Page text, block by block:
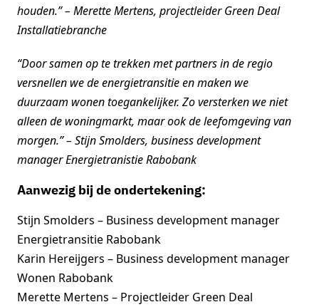
houden.” – Merette Mertens, projectleider Green Deal
Installatiebranche
“Door samen op te trekken met partners in de regio
versnellen we de energietransitie en maken we
duurzaam wonen toegankelijker. Zo versterken we niet
alleen de woningmarkt, maar ook de leefomgeving van
morgen.” – Stijn Smolders, business development
manager Energietranistie Rabobank
Aanwezig bij de ondertekening:
Stijn Smolders – Business development manager
Energietransitie Rabobank
Karin Hereijgers – Business development manager
Wonen Rabobank
Merette Mertens – Projectleider Green Deal